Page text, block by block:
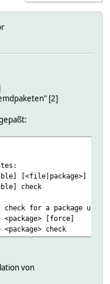
[2]
[<file|package>]
check
for a package
[force]
check
von